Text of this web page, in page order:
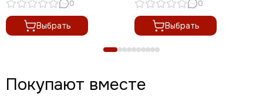
0
Выбрать
0
Выбрать
Покупают вместе